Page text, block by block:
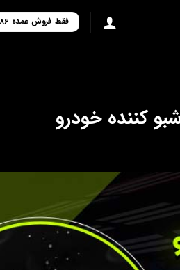
فقط فروش عمده 02133969586